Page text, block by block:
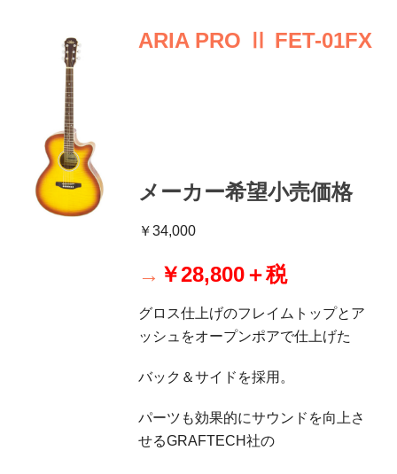
ARIA PRO Ⅱ FET-01FX
メーカー希望小売価格
￥34,000
→ ￥28,800＋税
グロス仕上げのフレイムトップとア
ッシュをオープンポアで仕上げた
バック＆サイドを採用。
パーツも効果的にサウンドを向上さ
せるGRAFTECH社の